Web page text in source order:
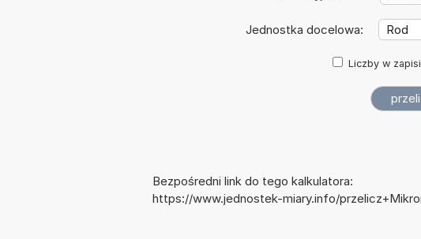
Jednostka docelowa:
Liczby w
Bezpośredni link do tego kalkulatora:
https://www.jednostek-miary.info/